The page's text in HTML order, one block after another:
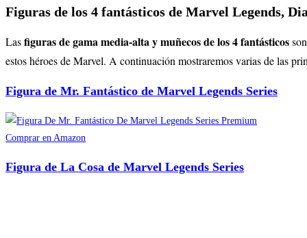
Figuras de los 4 fantásticos de Marvel Legends,
Lasfiguras de gama media-alta y muñecos de los 4 fantásticos
estos héroes de Marvel. A continuación mostraremos varias de las
Figura de Mr. Fantástico de Marvel Legends Series
Comprar en Amazon
Figura de La Cosa de Marvel Legends Series